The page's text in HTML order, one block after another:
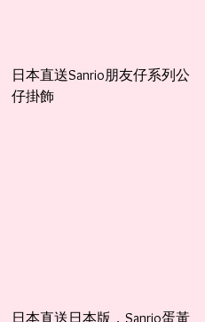
日本直送Sanrio朋友仔系列公
仔掛飾
日本直送日本版，Sanrio蛋黃